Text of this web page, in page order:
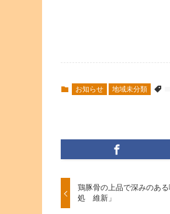
お知らせ 地域未分類
鶏豚骨の上品で深みの
処 維新」